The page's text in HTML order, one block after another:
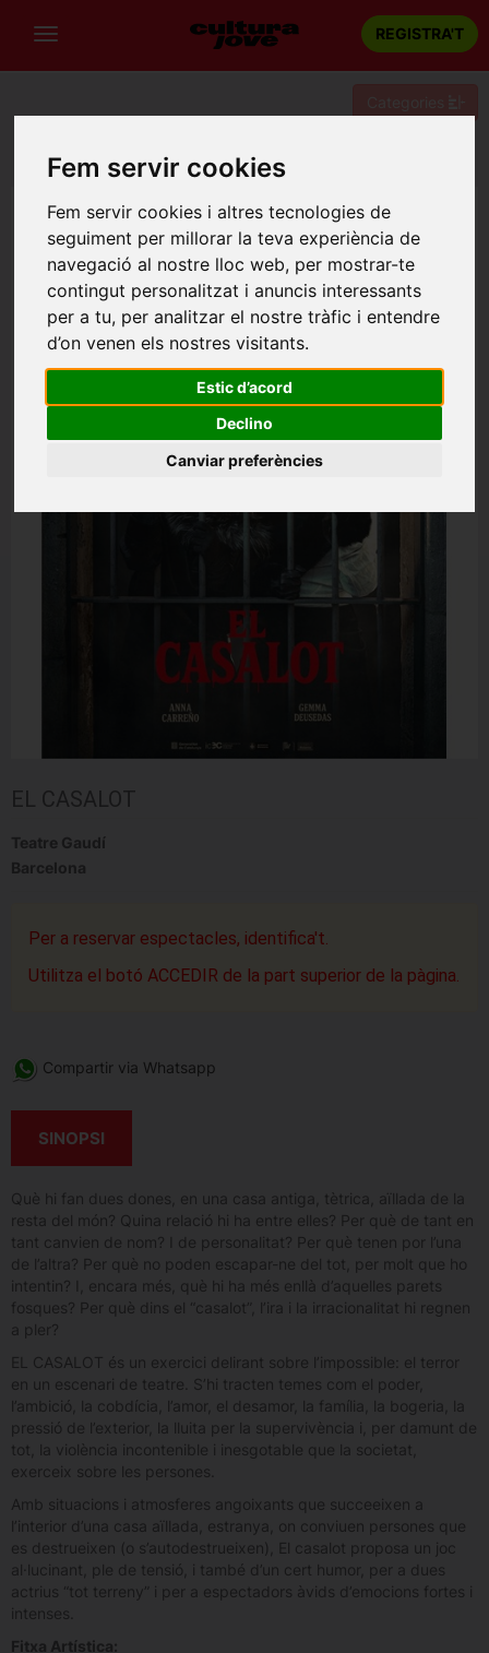
Fem servir cookies
Fem servir cookies i altres tecnologies de
seguiment per millorar la teva experiència de
navegació al nostre lloc web, per mostrar-te
contingut personalitzat i anuncis interessants
per a tu, per analitzar el nostre tràfic i entendre
d’on venen els nostres visitants.
Estic d’acord
Declino
Canviar preferències
REGISTRA'T
Portada Barcelona
EL CASALOT
Teatre Gaudí
Barcelona
Per a reservar espectacles, identifica't.
Utilitza el botó ACCEDIR de la part superior de la pàgina.
Compartir via Whatsapp
SINOPSI
Què hi fan dues dones, en una casa antiga, tètrica, aïllada de la
resta del món? Quina relació hi ha entre elles? Per què de tant en
tant canvien de nom? I de personalitat? Per què tenen por l’una
de l’altra? Per què no poden escapar-ne del tot, per molt que ho
intentin? I, encara més, què hi ha més enllà d’aquelles parets
fosques? Per què dins el “casalot”, l’ira i la irracionalitat hi regnen
a pler?
EL CASALOT és un exercici delirant sobre l’impossible: el terror
en un escenari de teatre. S’hi tracten temes com el poder,
l’ambició, la cobdícia, l’amor, el desamor, la família, la bogeria, la
pressió de l’exterior, la lluita per la supervivència i, per damunt de
tot, la violència incontenible i inesgotable que la societat,
exerceix sobre les persones.
Amb situacions i atmosferes angoixants que succeeixen a
l’interior d’una casa aïllada, estranya, on conviuen persones que
es destrueixen (o s’autodestrueixen), El casalot proposa un joc
al·lucinant, ple de tensió, i també d’un cert humor, per a dues
actrius “tot terreny” i per a espectadors àvids d’emocions fortes i
intenses.
Fitxa Artística: